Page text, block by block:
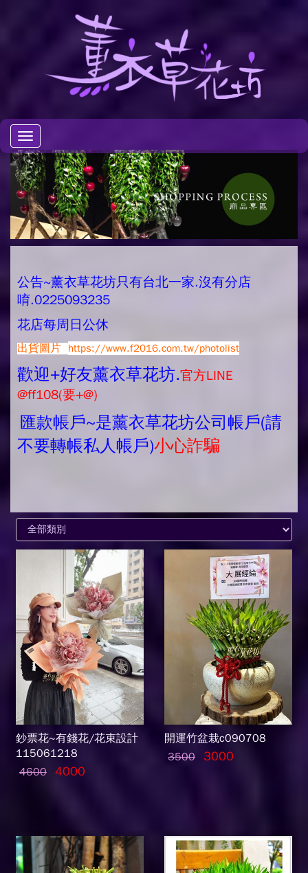
Toggle
navigation
公告~薰衣草花坊只有台北一家.沒有分店
唷.0225093235
花店每周日公休
出貨圖片 https://www.f2016.com.tw/photolist
歡迎+好友薰衣草花坊.官方LINE
@ff108(要+@)
匯款帳戶~是薰衣草花坊公司帳戶(請
不要轉帳私人帳戶)小心詐騙
鈔票花~有錢花/花束設計
115061218
4600 4000
開運竹盆栽c090708
3500
3000